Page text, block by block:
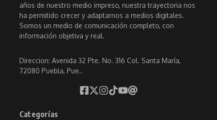
años de nuestro medio impreso, nuestra trayectoria nos
ha permitido crecer y adaptarnos a medios digitales.
Somos un medio de comunicación completo, con
información objetiva y real.
Direccion: Avenida 32 Pte. No. 316 Col. Santa María,
72080 Puebla, Pue..
Categorías